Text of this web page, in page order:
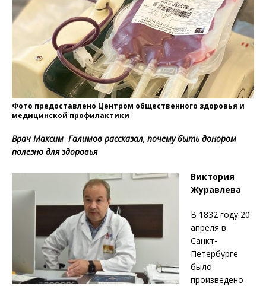
Фото предоставлено Центром общественного здоровья и
медицинской профилактики
Врач Максим Галимов рассказал, почему быть донором
полезно для здоровья
Виктория
Журавлева
В 1832 году 20
апреля в
Санкт-
Петербурге
было
произведено